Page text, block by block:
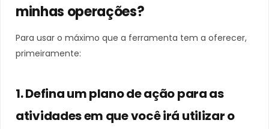
minhas operações?
Para usar o máximo que a ferramenta tem a oferecer,
primeiramente:
1. Defina um plano de ação para as
atividades em que você irá utilizar o